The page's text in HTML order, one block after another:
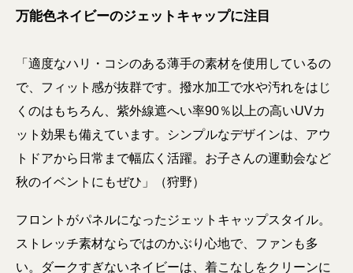
万能色ネイビーのジェットキャップに注目
「適度なハリ・コシのある薄手の素材を使用しているの
で、フィット感が抜群です。撥水加工で水や汚れをはじ
くのはもちろん、紫外線遮へい率90％以上の高いUVカ
ット効果も備えています。シンプルなデザインは、アウ
トドアから日常まで幅広く活躍。お子さんの運動会など
秋のイベントにもぜひ」（狩野）
フロントがパネルになったジェットキャップスタイル。
ストレッチ素材ならではのかぶり心地で、ファンも多
い。ダークすぎないネイビーは、着こなしをクリーンに